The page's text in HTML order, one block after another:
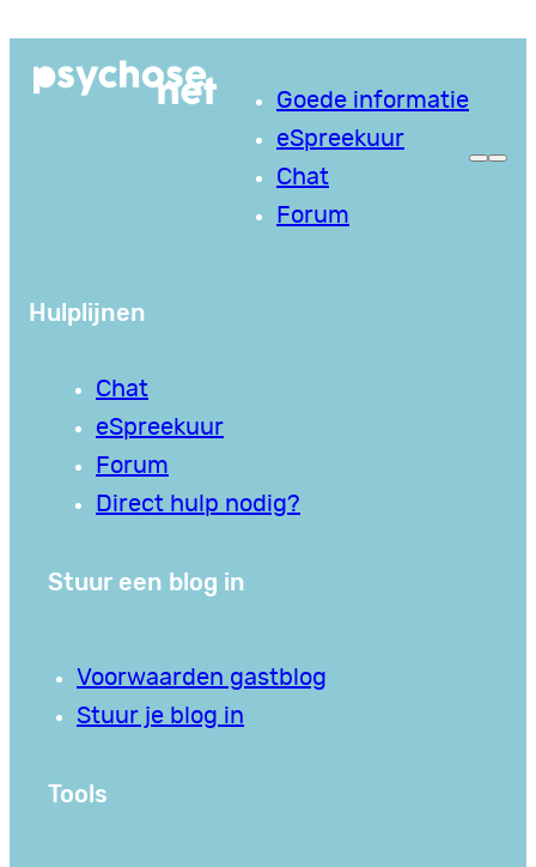
Goede informatie
eSpreekuur
Chat
Forum
Hulplijnen
Chat
eSpreekuur
Forum
Direct hulp nodig?
Stuur een blog in
Voorwaarden gastblog
Stuur je blog in
Tools